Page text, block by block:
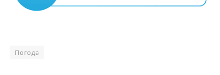
Погода